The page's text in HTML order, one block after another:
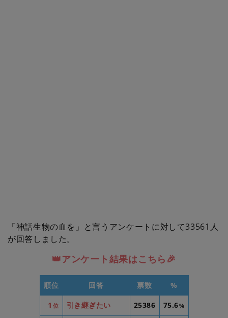
「神話生物の血を」と言うアンケートに対して33561人
が回答しました。
👑アンケート結果はこちら🎉
順位 回答 票数 %
1 位 引き継ぎたい 25386 75.6%